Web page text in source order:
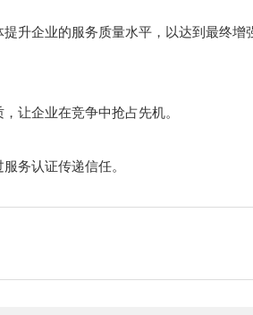
升企业的服务质量水平，以达到最终增
让企业在竞争中抢占先机。
务认证传递信任。